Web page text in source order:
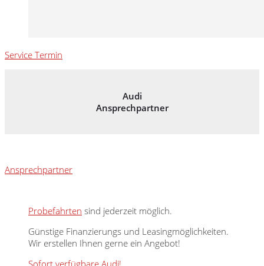
Service Termin
Audi
Ansprechpartner
Ansprechpartner
Probefahrten sind jederzeit möglich.
Günstige Finanzierungs und Leasingmöglichkeiten.
Wir erstellen Ihnen gerne ein Angebot!
Sofort verfügbare Audi!